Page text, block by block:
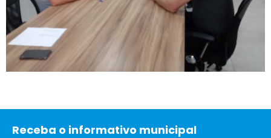
Receba o informativo municipal